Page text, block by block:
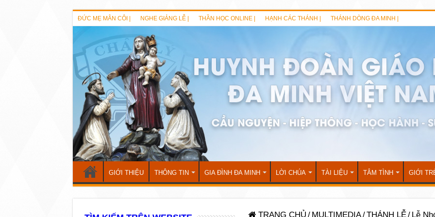
ĐỨC MẸ MÂN CÔI | NGHE GIẢNG LỄ | THẦN HỌC ONLINE | HẠNH CÁC THÁNH | THÁNH DÒNG ĐA MINH |
GIỚI THIỆU THÔNG TIN GIA ĐÌNH ĐA MINH LỜI CHÚA TÀI LIỆU TÂM TÌNH GIỚI
TRANG CHỦ / MULTIMEDIA/THÁNH LỄ/ Lễ